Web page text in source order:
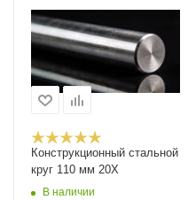
Конструкционный стальной
круг 110 мм 20Х
В наличии